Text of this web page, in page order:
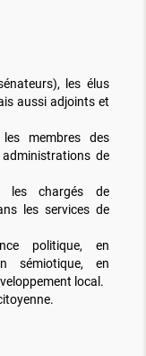
les élus
aussi adjoints et
membres des
de
les chargés de
les services de
politique, en
sémiotique, en
local.